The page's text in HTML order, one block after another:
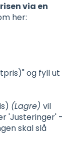
via en
her:
og fyll ut
(Lagre) vil
'Justeringer' -
skal slå